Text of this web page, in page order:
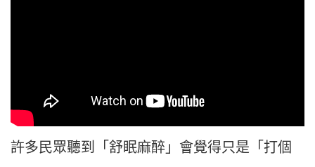
許多民眾聽到「舒眠麻醉」會覺得只是「打個